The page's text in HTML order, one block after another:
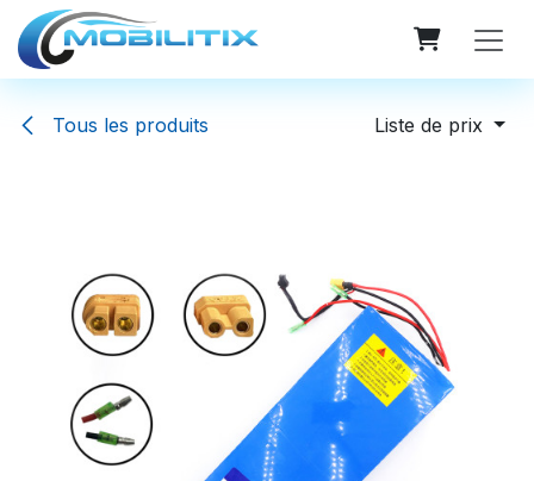
Se rendre au contenu
Tous les produits Liste de prix